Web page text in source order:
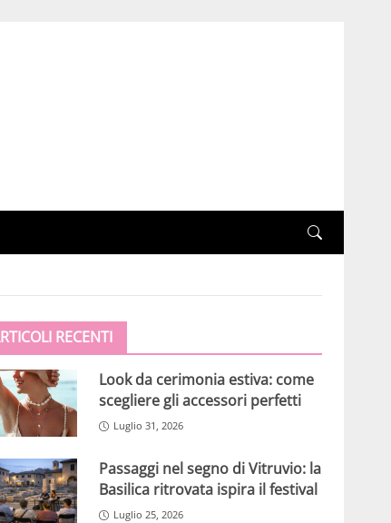
RECENTI
Look da cerimonia estiva: come
scegliere gli accessori perfetti
Luglio 31, 2026
Passaggi nel segno di Vitruvio: la
Basilica ritrovata ispira il festival
Luglio 25, 2026